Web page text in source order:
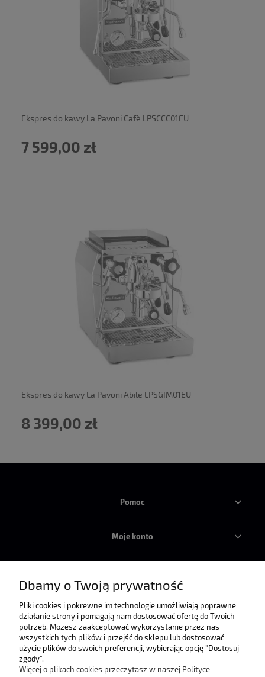
Ekspres do kawy La Pavoni Cafè LPSCCC01EU
7 599,00 zł
powiadom o dostępności
Ekspres do kawy La Pavoni Abile LPSGIM01EU
8 399,00 zł
powiadom o dostępności
Pomoc
Moje konto
Informacje
O nas
Dbamy o Twoją prywatność
Pliki cookies i pokrewne im technologie umożliwiają poprawne
działanie strony i pomagają nam dostosować ofertę do Twoich
potrzeb. Możesz zaakceptować wykorzystanie przez nas
wszystkich tych plików i przejść do sklepu lub dostosować
użycie plików do swoich preferencji, wybierając opcję "Dostosuj
zgody".
Więcej o plikach cookies przeczytasz w naszej Polityce